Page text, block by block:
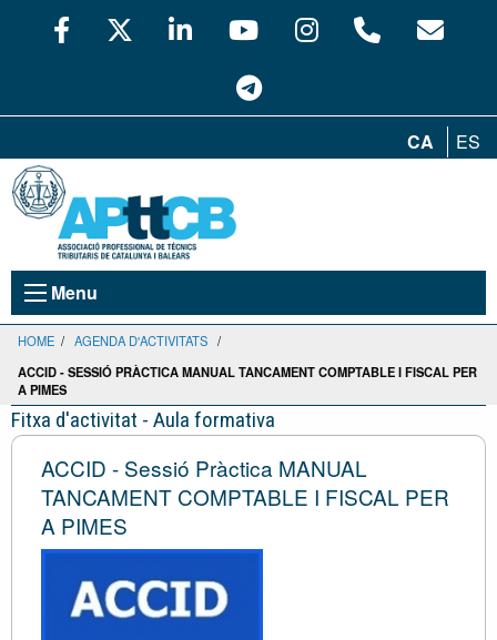
CA ES
Menu
HOME / AGENDA D'ACTIVITATS /
ACCID - SESSIÓ PRÀCTICA MANUAL TANCAMENT COMPTABLE I FISCAL PER
A PIMES
Fitxa d'activitat - Aula formativa
ACCID - Sessió Pràctica MANUAL
TANCAMENT COMPTABLE I FISCAL PER
A PIMES